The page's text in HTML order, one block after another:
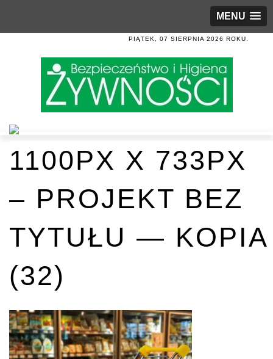
MENU
PIĄTEK, 07 SIERPNIA 2026 ROKU.
1100PX X 733PX
– PROJEKT BEZ
TYTUŁU — KOPIA
(32)